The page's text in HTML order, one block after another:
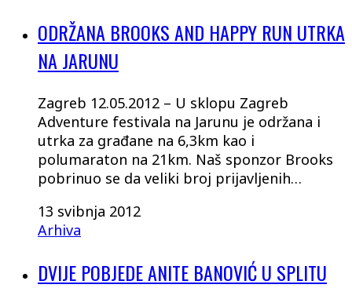
ODRŽANA BROOKS AND HAPPY RUN UTRKA
NA JARUNU
Zagreb 12.05.2012 – U sklopu Zagreb
Adventure festivala na Jarunu je održana i
utrka za građane na 6,3km kao i
polumaraton na 21km. Naš sponzor Brooks
pobrinuo se da veliki broj prijavljenih…
13 svibnja 2012
Arhiva
DVIJE POBJEDE ANITE BANOVIĆ U SPLITU